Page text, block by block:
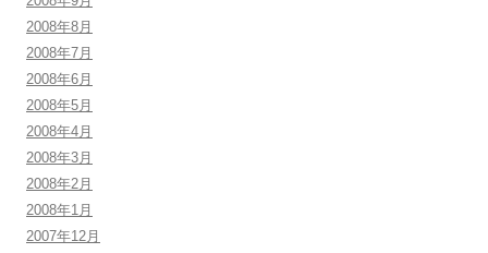
2008年8月
2008年7月
2008年6月
2008年5月
2008年4月
2008年3月
2008年2月
2008年1月
2007年12月